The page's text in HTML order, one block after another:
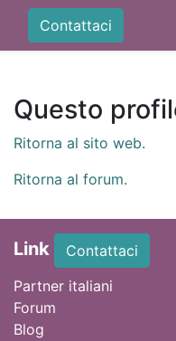
Contattaci
Questo
Ritorna al sito web.
Ritorna al forum.
Link
Contattaci
Partner italiani
Forum
Blog